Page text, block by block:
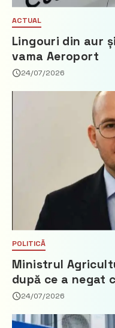
ACTUAL
Lingouri din aur
vama Aeroport
24/07/2026
POLITICĂ
Ministrul
după ce a negat
Partidul Democrat
24/07/2026